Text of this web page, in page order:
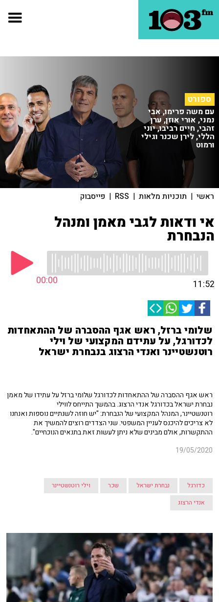
ספורט
עם משה פרימו, אבי
נמני, אורי אוזן, ערן
זהבי, חיים רביבו, יוני
הללי, לירן שכנר וגילי
ורמוט
ראשי | תוכניות מלאות |
RSS
| פייסבוק
אי ודאות לגבי מאמן ומנהל
הנבחרת
00:00 11:52
שלומי ברזל, ראש אגף ההסברה של ההתאחדות
לכדורגל, על עתידם המקצועי של וילי
רוטנשטיינר ואנדי הרצוג בנבחרת ישראל
ראש אגף ההסברה של ההתאחדות לכדורגל שלומי ברזל על עתידו של מאמן
נבחרת ישראל בכדורגל אנדי הרצוג. בהמשך התייחס לווילי
רוטנשטיינר, המנהל המקצועי של הנבחרת: "יש חוזה לשנתיים נוספות ואנחנו
לא צריכים להיכנס לעניין המשפטי. שני הצדדים רוצים להמשיך את
ההתקשרות, אולם מבינים שלא ניתן לעשות זאת בתנאים הנוכחיים".
19/05/2020
כדורגל נבחרת ישראל שכר
וילי רוטנשטיינר
אנדי הרצוג